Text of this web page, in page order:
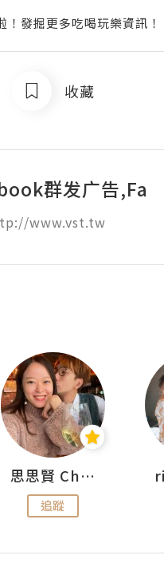
發掘更多吃喝玩樂資訊！
收藏
群发广告,Fa
www.vst.tw
思思賢 ChillMyBabe
追蹤